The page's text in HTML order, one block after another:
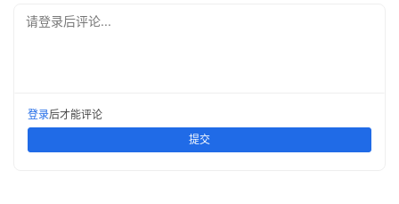
请登录后评论...
登录后才能评论
提交